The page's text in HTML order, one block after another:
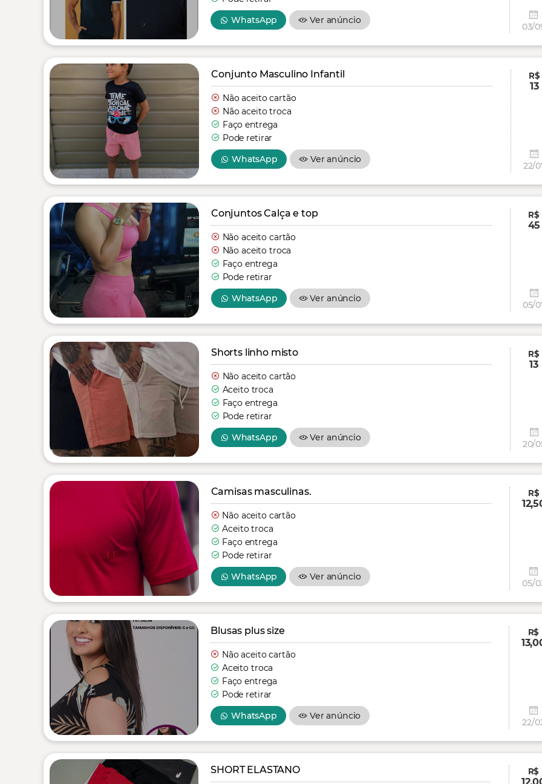
WhatsApp
Ver anúncio
03/
Conjunto Masculino Infantil
Não aceito cartão
Não aceito troca
Faço entrega
Pode retirar
WhatsApp
Ver anúncio
R$
13
22/
Conjuntos Calça e top
Não aceito cartão
Não aceito troca
Faço entrega
Pode retirar
WhatsApp
Ver anúncio
R$
45
05/
Shorts linho misto
Não aceito cartão
Aceito troca
Faço entrega
Pode retirar
WhatsApp
Ver anúncio
R$
13
20/
Camisas masculinas.
Não aceito cartão
Aceito troca
Faço entrega
Pode retirar
WhatsApp
Ver anúncio
R$
05/
Blusas plus size
Não aceito cartão
Aceito troca
Faço entrega
Pode retirar
WhatsApp
Ver anúncio
R$
22/
SHORT ELASTANO R$